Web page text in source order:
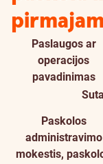
Paslaugos ar
operacijos
pavadinimas
Paskolos
administravimo
mokestis,